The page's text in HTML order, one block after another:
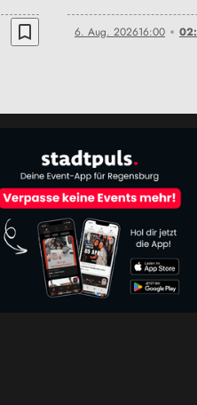
bookmark_border 6. Aug. 202616:00